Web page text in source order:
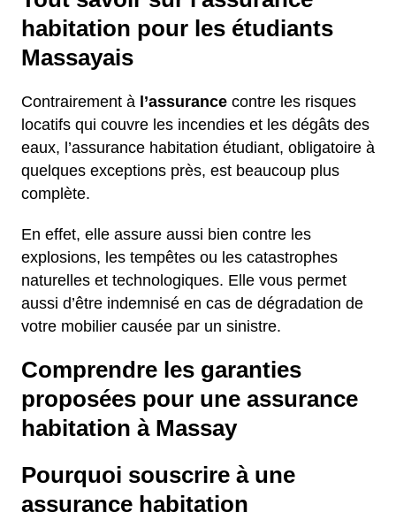
habitation pour les étudiants
Massayais
Contrairement à l’assurance contre les risques
locatifs qui couvre les incendies et les dégâts des
eaux, l’assurance habitation étudiant, obligatoire à
quelques exceptions près, est beaucoup plus
complète.
En effet, elle assure aussi bien contre les
explosions, les tempêtes ou les catastrophes
naturelles et technologiques. Elle vous permet
aussi d’être indemnisé en cas de dégradation de
votre mobilier causée par un sinistre.
Comprendre les garanties
proposées pour une assurance
habitation à Massay
Pourquoi souscrire à une
assurance habitation